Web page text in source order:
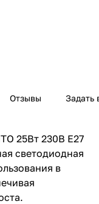
Отзывы Задать
25Вт 230В Е27
светодиодная
в